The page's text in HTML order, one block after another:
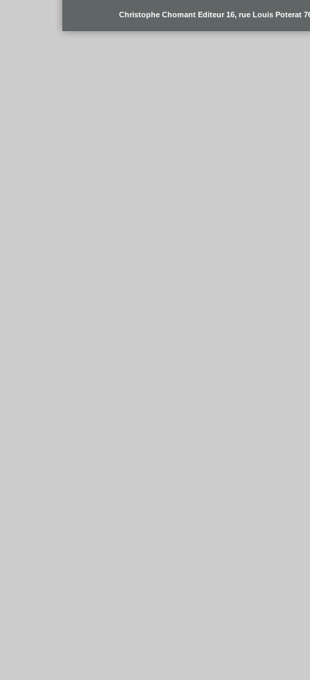
Christophe Chomant Editeur 16, rue Louis Poterat